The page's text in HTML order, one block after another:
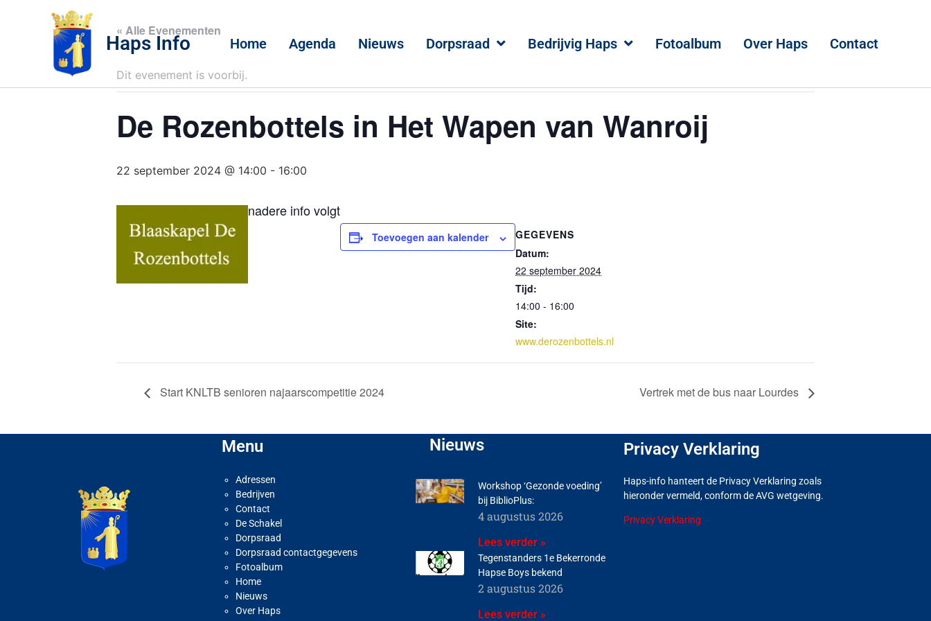
Haps Info Home Agenda Nieuws Dorpsraad Bedrijvig Haps Fotoalbum Over Haps Contact
« Alle Evenementen
Dit evenement is voorbij.
De Rozenbottels in Het Wapen van Wanroij
22 september 2024 @ 14:00 - 16:00
nadere info volgt
Toevoegen aan kalender
GEGEVENS
Datum:
22 september 2024
Tijd:
14:00 - 16:00
Site:
www.derozenbottels.nl
Start KNLTB senioren najaarscompetitie 2024 Vertrek met de bus naar Lourdes
Menu
Adressen
Bedrijven
Contact
De Schakel
Dorpsraad
Dorpsraad contactgegevens
Fotoalbum
Home
Nieuws
Over Haps
Nieuws
Workshop ‘Gezonde voeding’
bij BiblioPlus:
4 augustus 2026
Lees verder »
Tegenstanders 1e Bekerronde
Hapse Boys bekend
2 augustus 2026
Lees verder »
Privacy Verklaring
Haps-info hanteert de Privacy Verklaring zoals
hieronder vermeld, conform de AVG wetgeving.
Privacy Verklaring